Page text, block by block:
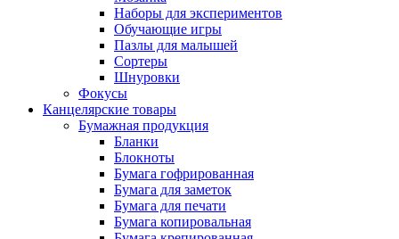
Наборы для экспериментов
Обучающие игры
Пазлы для малышей
Сортеры
Шнуровки
Фокусы
Канцелярские товары
Бумажная продукция
Бланки
Блокноты
Бумага гофрированная
Бумага для заметок
Бумага для печати
Бумага копировальная